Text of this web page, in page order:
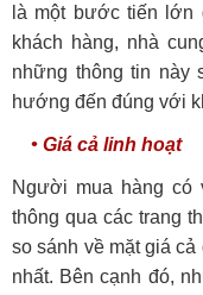
là một bước tiến lớn
khách hàng, nhà
những thông tin này
hướng đến đúng với
• Giá cả linh hoạt
Người mua hàng có
thông qua các trang
so sánh về mặt giá
nhất. Bên cạnh đó,